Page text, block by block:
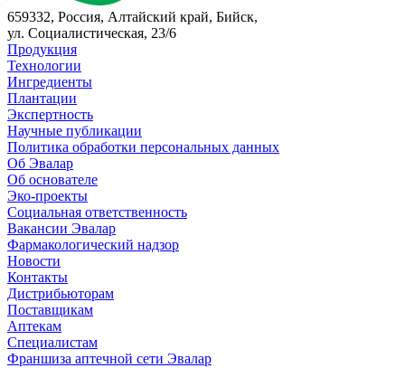
659332, Россия, Алтайский край, Бийск,
ул. Социалистическая, 23/6
Продукция
Технологии
Ингредиенты
Плантации
Экспертность
Научные публикации
Политика обработки персональных данных
Об Эвалар
Об основателе
Эко-проекты
Социальная ответственность
Вакансии Эвалар
Фармакологический надзор
Новости
Контакты
Дистрибьюторам
Поставщикам
Аптекам
Специалистам
Франшиза аптечной сети Эвалар